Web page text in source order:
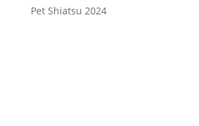
Pet Shiatsu 2024